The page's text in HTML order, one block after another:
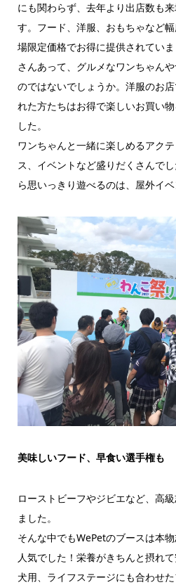
にも関わらず、去年より出店数も
す。フード、洋服、おもちゃなど
場限定価格でお得に提供されてい
さんあって、グルメなワンちゃん
のではないでしょうか。洋服のお
れた方たちはお得で楽しいお買い
した。
ワンちゃんと一緒に楽しめるアク
ス、イベントなど盛りだくさんで
ら思いっきり遊べるのは、屋外イベ
美味しいフード、早食い選手権も
ローストビーフやジビエなど、高
ました。
そんな中でもWePetのブースは本
人気でした！栄養がきちんと摂れ
犬用、ライフステージにも合わせ